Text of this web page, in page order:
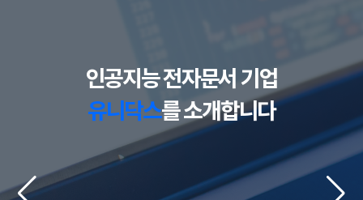
인공지능 전자문서 기업
유니닥스를 소개합니다